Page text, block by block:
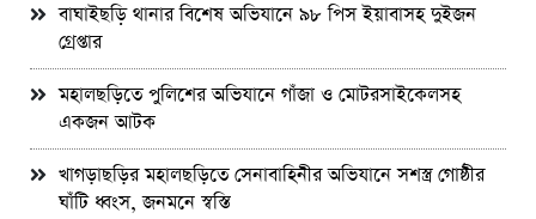
বাঘাইছড়ি থানার বিশেষ অভিযানে ৯৮ পিস ইয়াবাসহ দুইজন
গ্রেপ্তার
মহালছড়িতে পুলিশের অভিযানে গাঁজা ও মোটরসাইকেলসহ
একজন আটক
খাগড়াছড়ির মহালছড়িতে সেনাবাহিনীর অভিযানে সশস্ত্র গোষ্ঠীর
ঘাঁটি ধ্বংস, জনমনে স্বস্তি